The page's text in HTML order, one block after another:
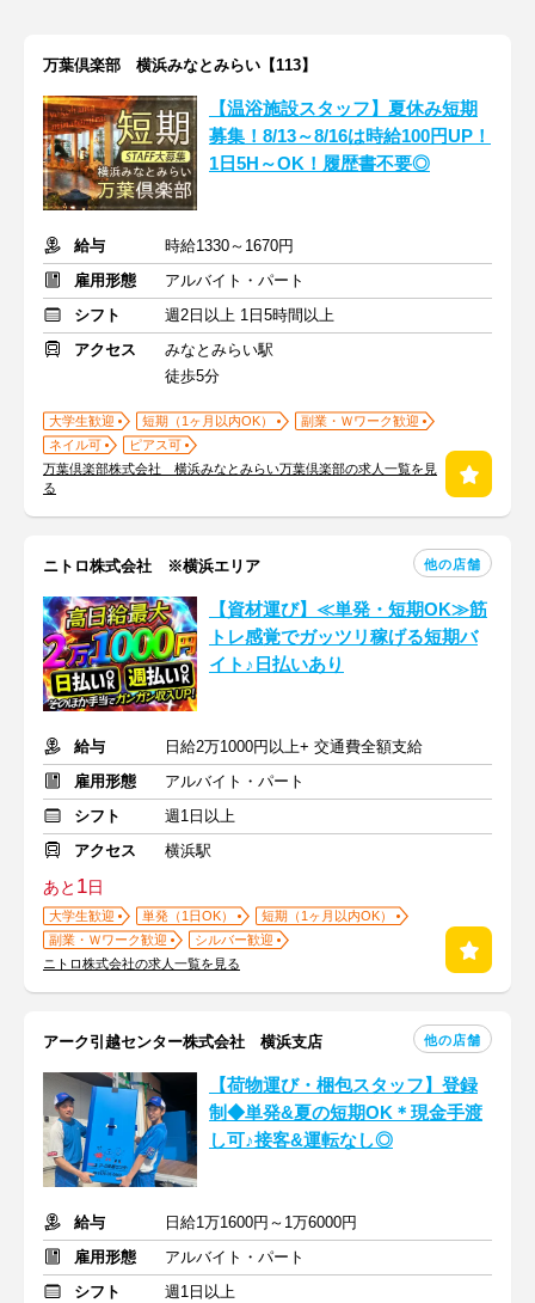
万葉倶楽部 横浜みなとみらい【113】
【温浴施設スタッフ】夏休み短期
募集！8/13～8/16は時給100円UP！
1日5H～OK！履歴書不要◎
給与
時給1330～1670円
雇用形態
アルバイト・パート
シフト
週2日以上 1日5時間以上
アクセス
みなとみらい駅
徒歩5分
大学生歓迎 短期（1ヶ月以内OK）
副業・Ｗワーク歓迎
ネイル可
ピアス可
万葉倶楽部株式会社 横浜みなとみらい万葉倶楽部の求人一覧を見
る
ニトロ株式会社 ※横浜エリア 他の店舗
【資材運び】≪単発・短期OK≫筋
トレ感覚でガッツリ稼げる短期バ
イト♪日払いあり
給与
日給2万1000円以上+ 交通費全額支給
雇用形態
アルバイト・パート
シフト
週1日以上
アクセス
横浜駅
あと 1日
大学生歓迎 単発（1日OK）
短期（1ヶ月以内OK）
副業・Ｗワーク歓迎
シルバー歓迎
ニトロ株式会社の求人一覧を見る
アーク引越センター株式会社 横浜支店 他の店舗
【荷物運び・梱包スタッフ】登録
制◆単発&夏の短期OK＊現金手渡
し可♪接客&運転なし◎
給与
日給1万1600円～1万6000円
雇用形態
アルバイト・パート
シフト
週1日以上